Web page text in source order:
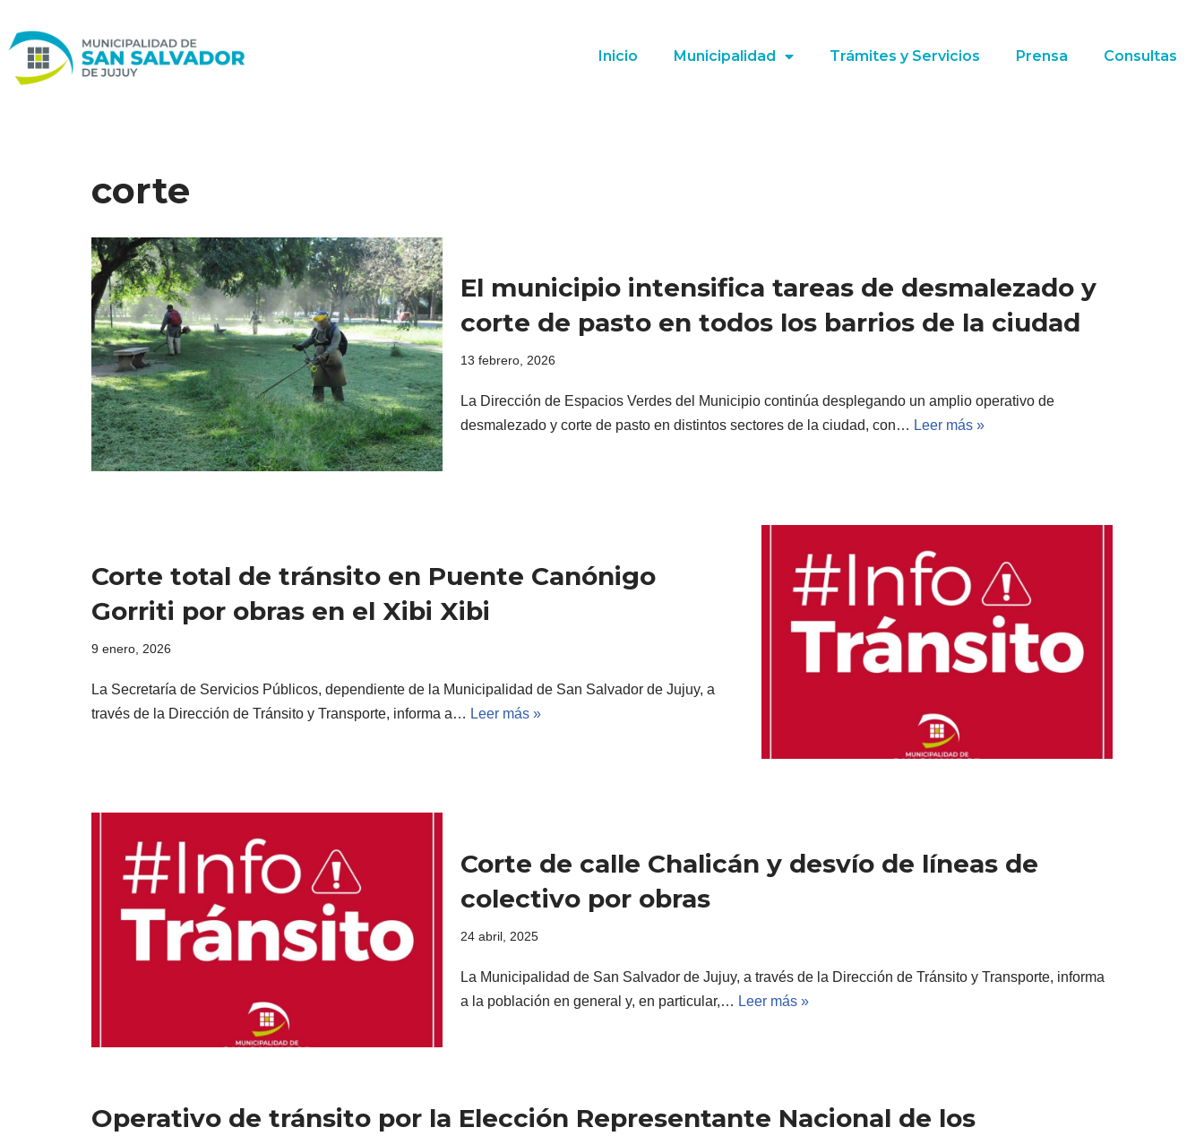
Ir
al
Inicio Municipalidad Trámites y Servicios Prensa Consultas
corte
El municipio intensifica tareas de desmalezado y
corte de pasto en todos los barrios de la ciudad
13 febrero, 2026
La Dirección de Espacios Verdes del Municipio continúa desplegando un amplio operativo de
desmalezado y corte de pasto en distintos sectores de la ciudad, con… Leer más »
Corte total de tránsito en Puente Canónigo
Gorriti por obras en el Xibi Xibi
9 enero, 2026
La Secretaría de Servicios Públicos, dependiente de la Municipalidad de San Salvador de Jujuy, a
través de la Dirección de Tránsito y Transporte, informa a… Leer más »
Corte de calle Chalicán y desvío de líneas de
colectivo por obras
24 abril, 2025
La Municipalidad de San Salvador de Jujuy, a través de la Dirección de Tránsito y Transporte, informa
a la población en general y, en particular,… Leer más »
Operativo de tránsito por la Elección Representante Nacional de los